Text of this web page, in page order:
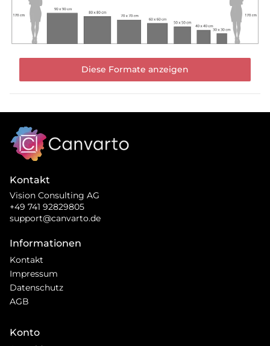
Diese Formate anzeigen
Kontakt
Vision Consulting AG
+49 741 92829805
support@canvarto.de
Informationen
Kontakt
Impressum
Datenschutz
AGB
Konto